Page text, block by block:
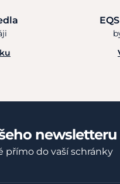
newsletteru
přímo do vaší schránky